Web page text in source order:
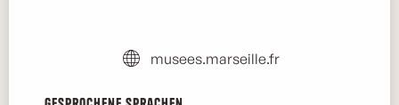
musees.marseille.fr